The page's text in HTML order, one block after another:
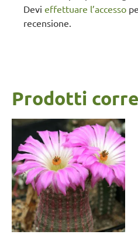
Devi effettuare l’accesso
recensione.
Prodotti